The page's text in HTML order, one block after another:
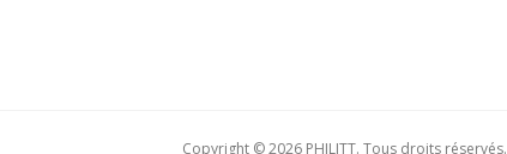
Copyright © 2026 PHILITT. Tous droits réservés.